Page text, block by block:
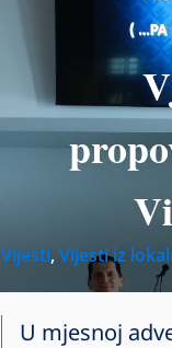
Vijesti,Vijesti iz
U mjesnoj